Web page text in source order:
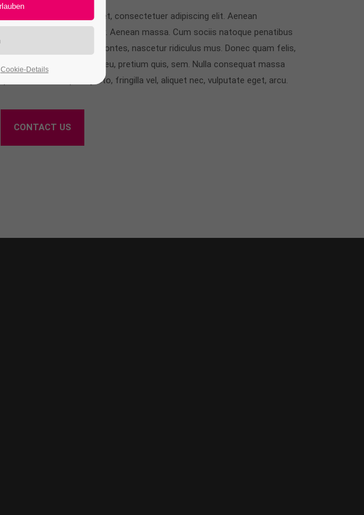
Lorem ipsum dolor sit amet, consectetuer adipiscing elit. Aenean
commodo ligula eget dolor. Aenean massa. Cum sociis natoque penatibus
et magnis dis parturient montes, nascetur ridiculus mus. Donec quam felis,
ultricies nec, pellentesque eu, pretium quis, sem. Nulla consequat massa
quis enim. Donec pede justo, fringilla vel, aliquet nec, vulputate eget, arcu.
CONTACT US
Cookie-Details